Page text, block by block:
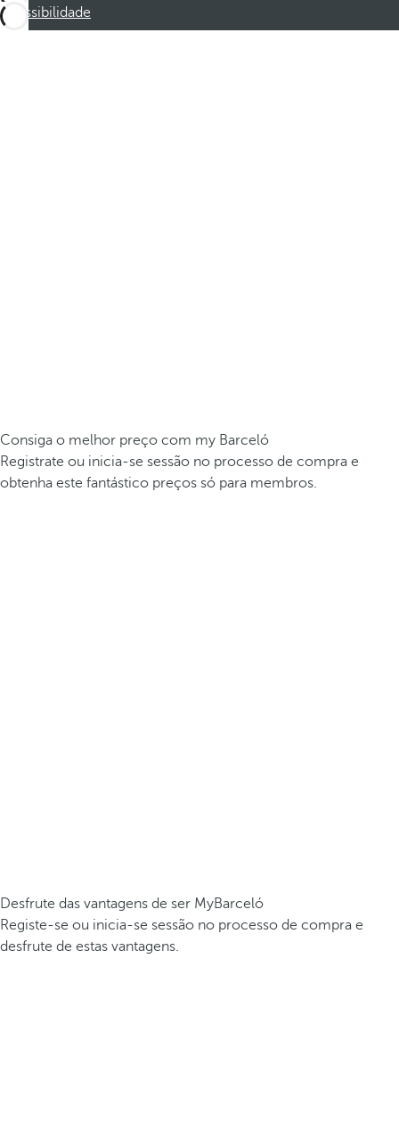
Acessibilidade
Consiga o melhor preço com my Barceló
Registrate ou inicia-se sessão no processo de compra e
obtenha este fantástico preços só para membros.
Desfrute das vantagens de ser MyBarceló
Registe-se ou inicia-se sessão no processo de compra e
desfrute de estas vantagens.